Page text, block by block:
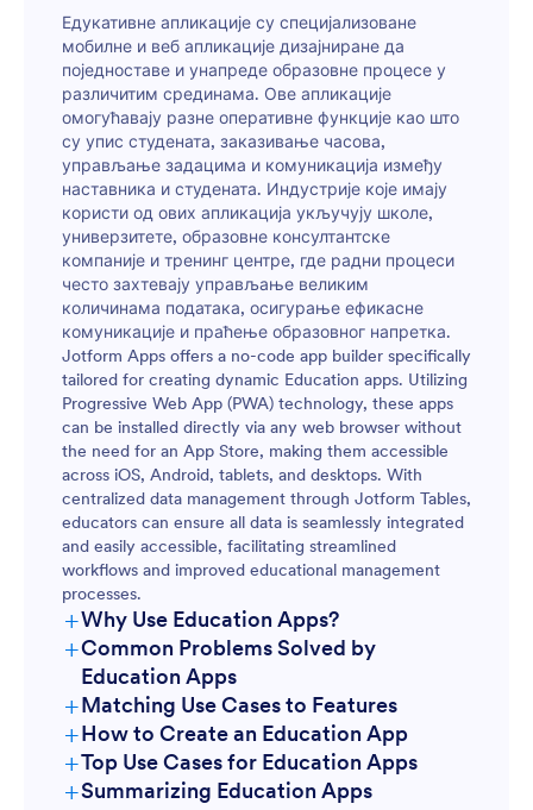
они ће моћи да сачувају апликацију на својим
уређајима ради лакшег приступа. Омогући
родитељима сигуран приступ у реалном времену
информацијама о ученицима помоћу лако
доступне онлајн апликације за родитеље школе.
Едукативне апликације су специјализоване
мобилне и веб апликације дизајниране да
поједноставе и унапреде образовне процесе у
различитим срединама. Ове апликације
омогућавају разне оперативне функције као што
су упис студената, заказивање часова,
управљање задацима и комуникација између
наставника и студената. Индустрије које имају
користи од ових апликација укључују школе,
универзитете, образовне консултантске
компаније и тренинг центре, где радни процеси
често захтевају управљање великим
количинама података, осигурање ефикасне
комуникације и праћење образовног напретка.
Jotform Apps offers a no-code app builder specifically
tailored for creating dynamic Education apps. Utilizing
Progressive Web App (PWA) technology, these apps
can be installed directly via any web browser without
the need for an App Store, making them accessible
across iOS, Android, tablets, and desktops. With
centralized data management through Jotform Tables,
educators can ensure all data is seamlessly integrated
and easily accessible, facilitating streamlined
workflows and improved educational management
processes.
+Why Use Education Apps?
+Common Problems Solved by
Education Apps
+Matching Use Cases to Features
+How to Create an Education App
+Top Use Cases for Education Apps
For Managers
+Summarizing Education Apps